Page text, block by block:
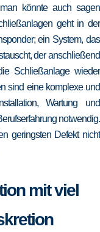
könnte auch sagen
geht in der
ein System, das
der anschließend
Schließanlage wieder
sind eine komplexe und
Wartung und
notwendig.
geringsten Defekt nicht
mit viel